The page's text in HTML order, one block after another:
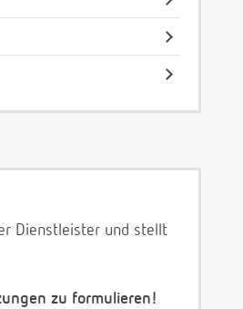
Dienstleister und stellt
zu formulieren!